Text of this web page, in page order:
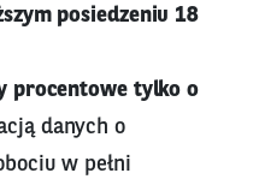
posiedzeniu 18
procentowe tylko o
danych o
w pełni